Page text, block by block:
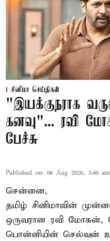
சினிமா செய்திகள்
"இயக்குநராக
கனவு"... ரவி
பேச்சு
Published on: 06 Aug 2026, 3:40 am
சென்னை,
தமிழ் சினிமாவின்
ஒருவரான ரவி மோகன்,
பொன்னியின் செல்வன்